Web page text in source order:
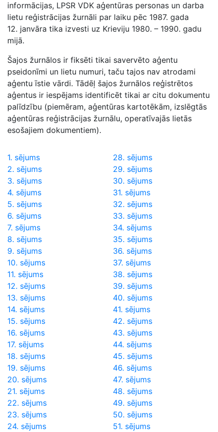
informācijas, LPSR VDK aģentūras personas un darba
lietu reģistrācijas žurnāli par laiku pēc 1987. gada
12. janvāra tika izvesti uz Krieviju 1980. – 1990. gadu
mijā.
Šajos žurnālos ir fiksēti tikai savervēto aģentu
pseidonīmi un lietu numuri, taču tajos nav atrodami
aģentu īstie vārdi. Tādēļ šajos žurnālos reģistrētos
aģentus ir iespējams identificēt tikai ar citu dokumentu
palīdzību (piemēram, aģentūras kartotēkām, izslēgtās
aģentūras reģistrācijas žurnālu, operatīvajās lietās
esošajiem dokumentiem).
1. sējums
2. sējums
3. sējums
4. sējums
5. sējums
6. sējums
7. sējums
8. sējums
9. sējums
10. sējums
11. sējums
12. sējums
13. sējums
14. sējums
15. sējums
16. sējums
17. sējums
18. sējums
19. sējums
20. sējums
21. sējums
22. sējums
23. sējums
24. sējums
28. sējums
29. sējums
30. sējums
31. sējums
32. sējums
33. sējums
34. sējums
35. sējums
36. sējums
37. sējums
38. sējums
39. sējums
40. sējums
41. sējums
42. sējums
43. sējums
44. sējums
45. sējums
46. sējums
47. sējums
48. sējums
49. sējums
50. sējums
51. sējums